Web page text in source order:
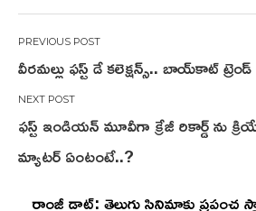
Post
navigation
వీరమల్లు ఫస్ట్ డే కలెక్షన్స్.. బాయ్‌కాట్‌
ఫస్ట్ ఇండియన్ మూవీగా క్రేజీ రికార్డ్ ను
మ్యాటర్ ఏంటంటే..?
రాంజీ డాట్: తెలుగు సినిమాకు ప్రపంచ